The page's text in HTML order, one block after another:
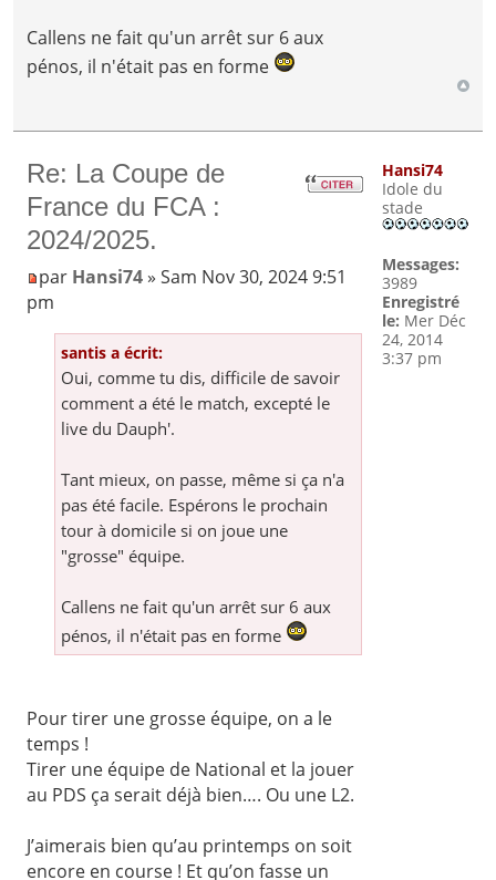
Callens ne fait qu'un arrêt sur 6 aux
pénos, il n'était pas en forme
Re: La Coupe de
France du FCA :
2024/2025.
par Hansi74» Sam Nov 30, 2024 9:51
pm
santis a écrit:
Oui, comme tu dis, difficile de savoir
comment a été le match, excepté le
live du Dauph'.
Tant mieux, on passe, même si ça n'a
pas été facile. Espérons le prochain
tour à domicile si on joue une
"grosse" équipe.
Callens ne fait qu'un arrêt sur 6 aux
pénos, il n'était pas en forme
Pour tirer une grosse équipe, on a le
temps !
Tirer une équipe de National et la jouer
au PDS ça serait déjà bien…. Ou une L2.
J’aimerais bien qu’au printemps on soit
encore en course ! Et qu’on fasse un
Hansi74
Idole du
stade
Messages:
3989
Enregistré
le: Mer Déc
24, 2014
3:37 pm